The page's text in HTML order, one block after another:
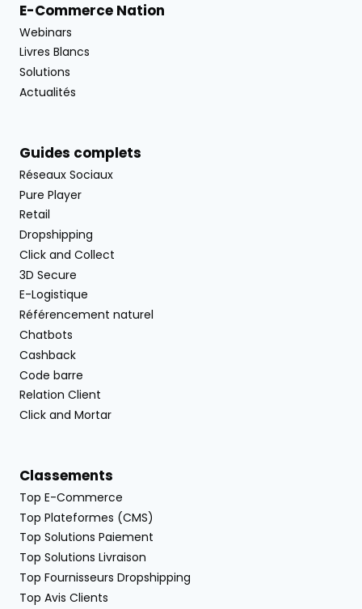
E-Commerce Nation
Webinars
Livres Blancs
Solutions
Actualités
Guides complets
Réseaux Sociaux
Pure Player
Retail
Dropshipping
Click and Collect
3D Secure
E-Logistique
Référencement naturel
Chatbots
Cashback
Code barre
Relation Client
Click and Mortar
Classements
Top E-Commerce
Top Plateformes (CMS)
Top Solutions Paiement
Top Solutions Livraison
Top Fournisseurs Dropshipping
Top Avis Clients